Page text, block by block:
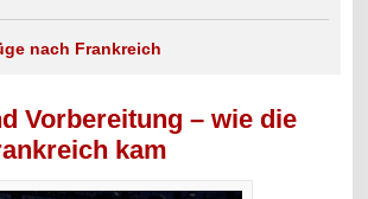
nach Frankreich
Vorbereitung – wie die
kam